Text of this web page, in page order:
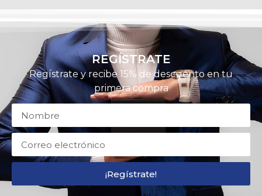
REGÍSTRATE
Regístrate y recibe 15% de descuento en tu
primera compra
¡Regístrate!